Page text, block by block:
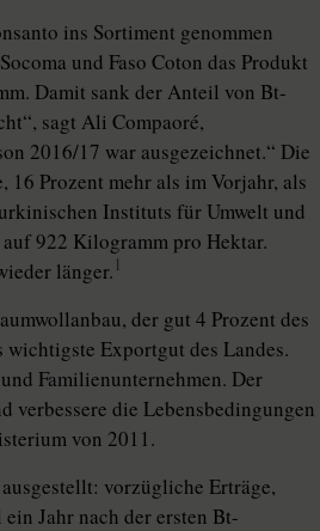
ins Sortiment genommen
und Faso Coton das Produkt
Damit sank der Anteil von Bt-
sagt Ali Compaoré,
2016/17 war ausgezeichnet.“ Die
Prozent mehr als im Vorjahr, als
Instituts für Umwelt und
922 Kilogramm pro Hektar.
länger. 1
der gut 4 Prozent des
wichtigste Exportgut des Landes.
Familienunternehmen. Der
verbessere die Lebensbedingungen
von 2011.
vorzügliche Erträge,
Jahr nach der ersten Bt-